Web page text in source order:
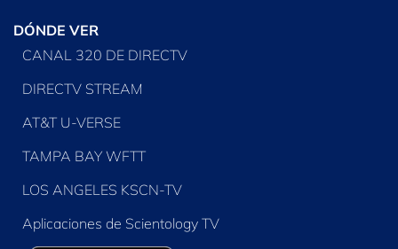
DÓNDE VER
CANAL 320 DE DIRECTV
DIRECTV STREAM
AT&T U-VERSE
TAMPA BAY WFTT
LOS ANGELES KSCN-TV
Aplicaciones de Scientology TV